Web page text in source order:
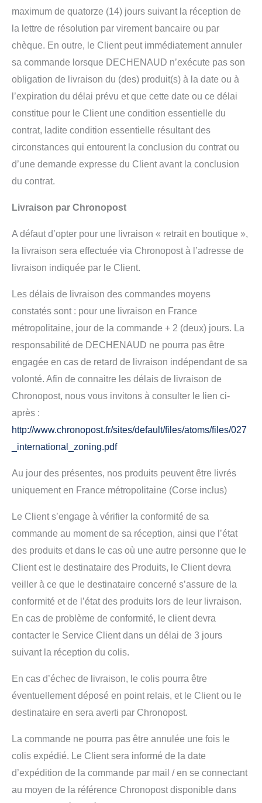
maximum de quatorze (14) jours suivant la réception de
la lettre de résolution par virement bancaire ou par
chèque. En outre, le Client peut immédiatement annuler
sa commande lorsque DECHENAUD n’exécute pas son
obligation de livraison du (des) produit(s) à la date ou à
l’expiration du délai prévu et que cette date ou ce délai
constitue pour le Client une condition essentielle du
contrat, ladite condition essentielle résultant des
circonstances qui entourent la conclusion du contrat ou
d’une demande expresse du Client avant la conclusion
du contrat.
Livraison par Chronopost
A défaut d’opter pour une livraison « retrait en boutique »,
la livraison sera effectuée via Chronopost à l’adresse de
livraison indiquée par le Client.
Les délais de livraison des commandes moyens
constatés sont : pour une livraison en France
métropolitaine, jour de la commande + 2 (deux) jours. La
responsabilité de DECHENAUD ne pourra pas être
engagée en cas de retard de livraison indépendant de sa
volonté. Afin de connaitre les délais de livraison de
Chronopost, nous vous invitons à consulter le lien ci-
après :
http://www.chronopost.fr/sites/default/files/atoms/files/027
_international_zoning.pdf
Au jour des présentes, nos produits peuvent être livrés
uniquement en France métropolitaine (Corse inclus)
Le Client s’engage à vérifier la conformité de sa
commande au moment de sa réception, ainsi que l’état
des produits et dans le cas où une autre personne que le
Client est le destinataire des Produits, le Client devra
veiller à ce que le destinataire concerné s’assure de la
conformité et de l’état des produits lors de leur livraison.
En cas de problème de conformité, le client devra
contacter le Service Client dans un délai de 3 jours
suivant la réception du colis.
En cas d’échec de livraison, le colis pourra être
éventuellement déposé en point relais, et le Client ou le
destinataire en sera averti par Chronopost.
La commande ne pourra pas être annulée une fois le
colis expédié. Le Client sera informé de la date
d’expédition de la commande par mail / en se connectant
au moyen de la référence Chronopost disponible dans